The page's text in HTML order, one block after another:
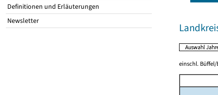
Definitionen und Erläuterungen
Newsletter
einschl. Büffel/